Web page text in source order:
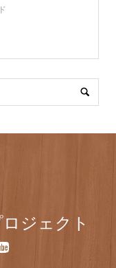
ジェクト